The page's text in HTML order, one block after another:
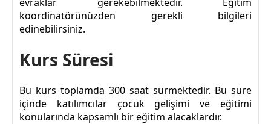
koordinatörünüzden gerekli bilgileri
edinebilirsiniz.
Kurs Süresi
Bu kurs toplamda 300 saat sürmektedir. Bu süre
içinde katılımcılar çocuk gelişimi ve eğitimi
konularında kapsamlı bir eğitim alacaklardır.